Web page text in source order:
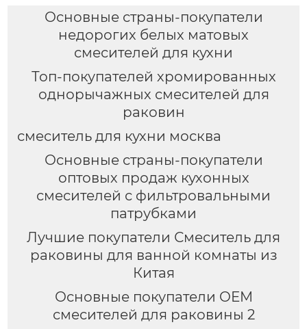
Основные страны-покупатели
недорогих белых матовых
смесителей для кухни
Топ-покупателей хромированных
однорычажных смесителей для
раковин
смеситель для кухни москва
Основные страны-покупатели
оптовых продаж кухонных
смесителей с фильтровальными
патрубками
Лучшие покупатели Смеситель для
раковины для ванной комнаты из
Китая
Основные покупатели OEM
смесителей для раковины 2